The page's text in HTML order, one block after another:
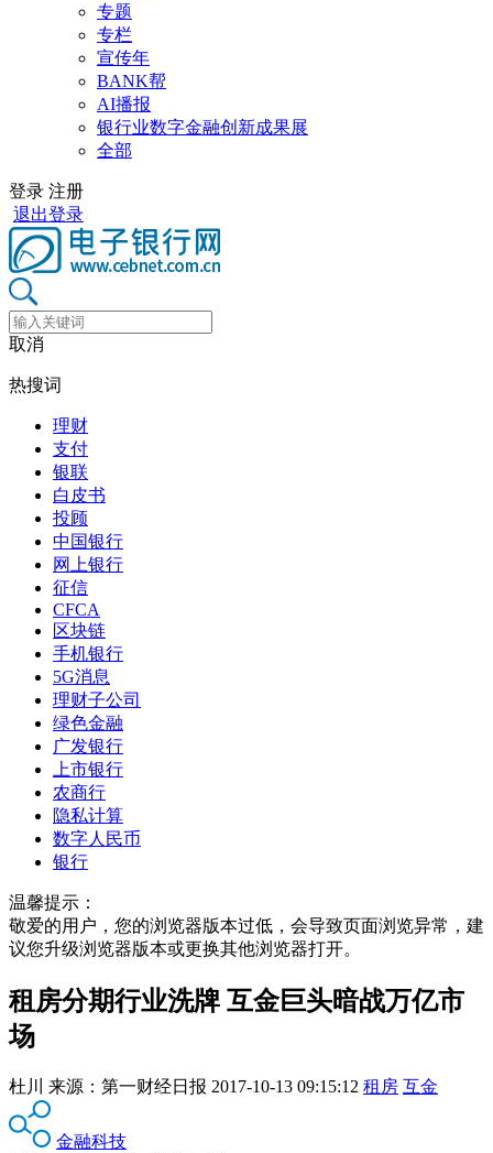
专题
专栏
宣传年
BANK帮
AI播报
银行业数字金融创新成果展
全部
登录 注册
退出登录
取消
热搜词
理财
支付
银联
白皮书
投顾
中国银行
网上银行
征信
CFCA
区块链
手机银行
5G消息
理财子公司
绿色金融
广发银行
上市银行
农商行
隐私计算
数字人民币
银行
温馨提示：
敬爱的用户，您的浏览器版本过低，会导致页面浏览异常，建
议您升级浏览器版本或更换其他浏览器打开。
租房分期行业洗牌 互金巨头暗战万亿市
场
杜川 来源： 第一财经日报 2017-10-13 09:15:12 租房 互金
金融科技